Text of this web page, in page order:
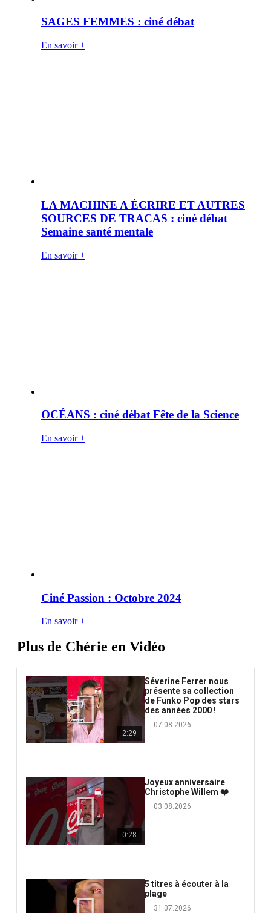
SAGES FEMMES : ciné débat
En savoir +
LA MACHINE A ÉCRIRE ET AUTRES
SOURCES DE TRACAS : ciné débat
Semaine santé mentale
En savoir +
OCÉANS : ciné débat Fête de la Science
En savoir +
Ciné Passion : Octobre 2024
En savoir +
Plus de Chérie en Vidéo
2:29
Séverine Ferrer nous
présente sa collection
de Funko Pop des stars
des années 2000 !
07.08.2026
0:28
Joyeux anniversaire
Christophe Willem ❤️
03.08.2026
5 titres à écouter à la
plage
31.07.2026